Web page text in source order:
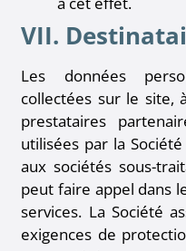
VII.
Les données
collectées sur le site,
prestataires
utilisées par la
aux sociétés sous-
peut faire appel dans
services. La Société
exigences de